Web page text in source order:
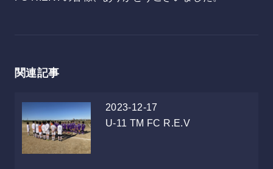
関連記事
2023-12-17
U-11 TM FC R.E.V